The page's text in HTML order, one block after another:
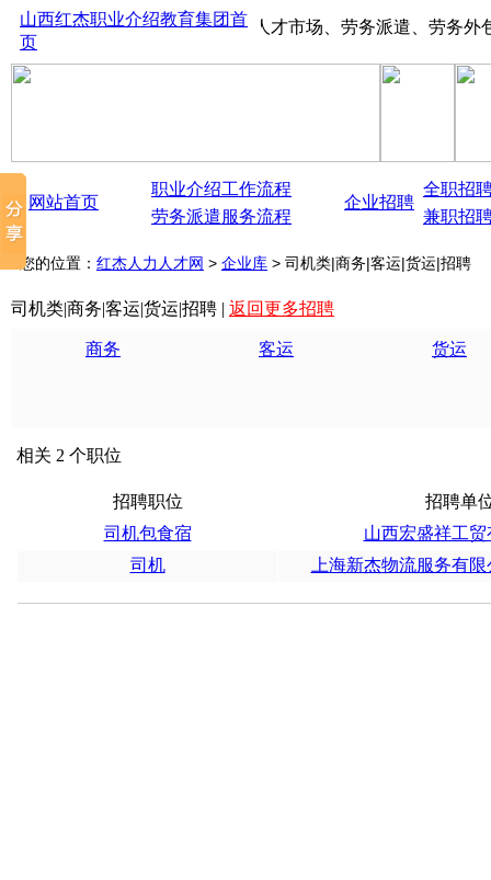
山西红杰职业介绍教育集团首
页
山西太原红杰人才市场、劳务派遣、劳务外
网站首页
职业介绍工作流程
企业招聘
全职招
劳务派遣服务流程
兼职招
您的位置： 红杰人力人才网 > 企业库 > 司机类|商务|客运|货运|招聘
司机类|商务|客运|货运|招聘 | 返回更多招聘
商务 客运 货运
相关 2 个职位
招聘职位
招聘单
司机包食宿
山西宏盛祥工
司机
上海新杰物流服务有